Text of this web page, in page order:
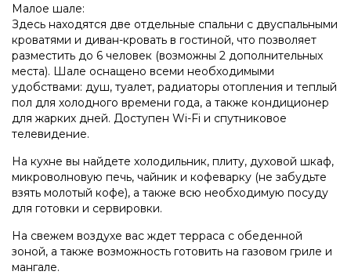
Малое шале:
Здесь находятся две отдельные спальни с двуспальными
кроватями и диван-кровать в гостиной, что позволяет
разместить до 6 человек (возможны 2 дополнительных
места). Шале оснащено всеми необходимыми
удобствами: душ, туалет, радиаторы отопления и теплый
пол для холодного времени года, а также кондиционер
для жарких дней. Доступен Wi-Fi и спутниковое
телевидение.
На кухне вы найдете холодильник, плиту, духовой шкаф,
микроволновую печь, чайник и кофеварку (не забудьте
взять молотый кофе), а также всю необходимую посуду
для готовки и сервировки.
На свежем воздухе вас ждет терраса с обеденной
зоной, а также возможность готовить на газовом гриле и
мангале.